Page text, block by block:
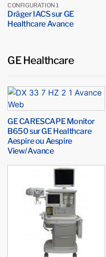
CONFIGURATION 1
Dräger IACS sur GE
Healthcare Avance
GE Healthcare
GE CARESCAPE Monitor
B650 sur GE Healthcare
Aespire ou Aespire
View/Avance